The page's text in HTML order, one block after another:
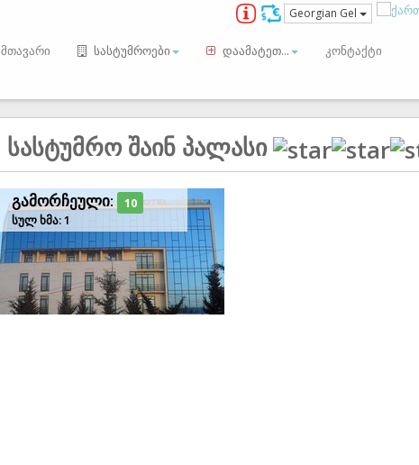
Georgian Gel
მთავარი სასტუმროები დაამატეთ... კონტაქტი
სასტუმრო შაინ პალასი
გამორჩეული: 10
სულ ხმა: 1